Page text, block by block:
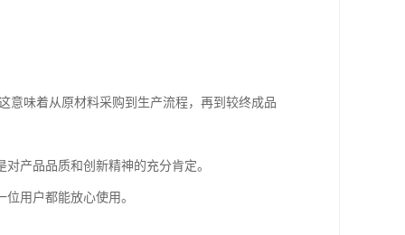
意味着从原材料采购到生产流程，再到较终成品
产品品质和创新精神的充分肯定。
用户都能放心使用。